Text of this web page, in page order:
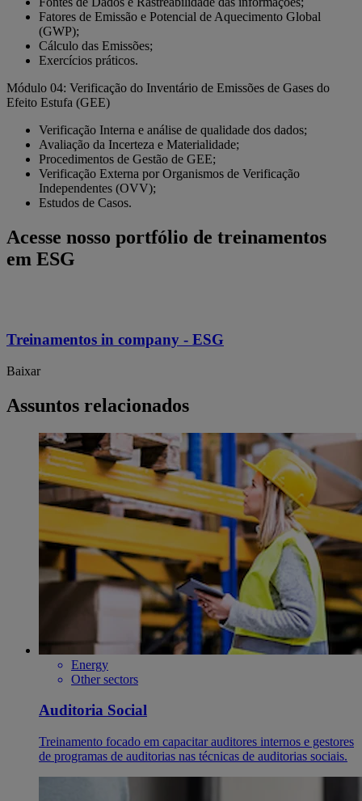
Fatores de Emissão e Potencial de Aquecimento Global
(GWP);
Cálculo das Emissões;
Exercícios práticos.
Módulo 04: Verificação do Inventário de Emissões de Gases do
Efeito Estufa (GEE)
Verificação Interna e análise de qualidade dos dados;
Avaliação da Incerteza e Materialidade;
Procedimentos de Gestão de GEE;
Verificação Externa por Organismos de Verificação
Independentes (OVV);
Estudos de Casos.
Acesse nosso portfólio de treinamentos
em ESG
Treinamentos in company - ESG
Baixar
Assuntos relacionados
Energy
Other sectors
Auditoria Social
Treinamento focado em capacitar auditores internos e gestores
de programas de auditorias nas técnicas de auditorias sociais.